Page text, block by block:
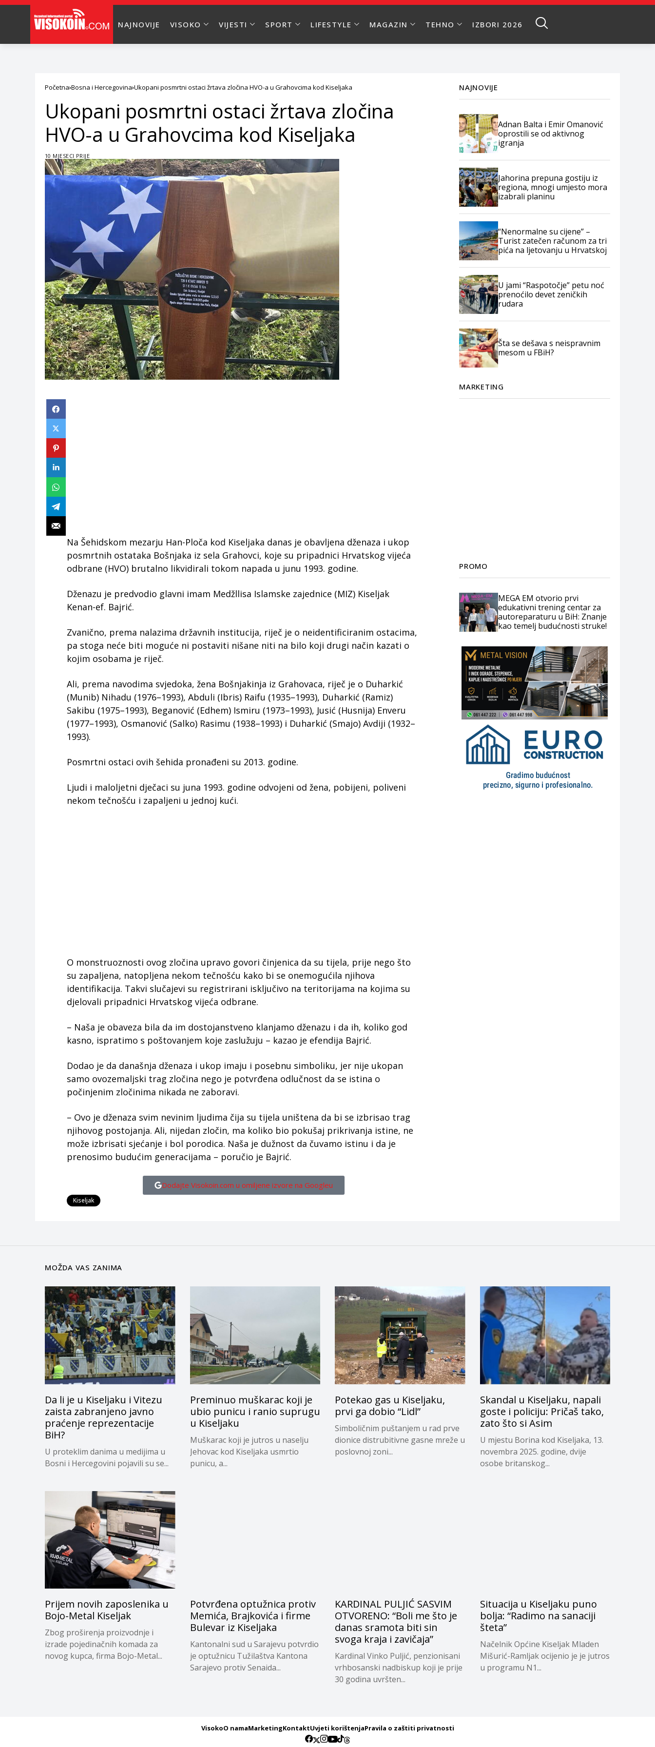
NAJNOVIJE VISOKO VIJESTI SPORT LIFESTYLE MAGAZIN TEHNO IZBORI 2026
Početna Bosna i Hercegovina Ukopani posmrtni ostaci žrtava zločina HVO-a u Grahovcima kod Kiseljaka
Ukopani posmrtni ostaci žrtava zločina
HVO-a u Grahovcima kod Kiseljaka
10 MJESECI PRIJE
Na Šehidskom mezarju Han-Ploča kod Kiseljaka danas je obavljena dženaza i ukop
posmrtnih ostataka Bošnjaka iz sela Grahovci, koje su pripadnici Hrvatskog vijeća
odbrane (HVO) brutalno likvidirali tokom napada u junu 1993. godine.
Dženazu je predvodio glavni imam Medžllisa Islamske zajednice (MIZ) Kiseljak
Kenan-ef. Bajrić.
Zvanično, prema nalazima državnih institucija, riječ je o neidentificiranim ostacima,
pa stoga neće biti moguće ni postaviti nišane niti na bilo koji drugi način kazati o
kojim osobama je riječ.
Ali, prema navodima svjedoka, žena Bošnjakinja iz Grahovaca, riječ je o Duharkić
(Munib) Nihadu (1976–1993), Abduli (Ibris) Raifu (1935–1993), Duharkić (Ramiz)
Sakibu (1975–1993), Beganović (Edhem) Ismiru (1973–1993), Jusić (Husnija) Enveru
(1977–1993), Osmanović (Salko) Rasimu (1938–1993) i Duharkić (Smajo) Avdiji (1932–
1993).
Posmrtni ostaci ovih šehida pronađeni su 2013. godine.
Ljudi i maloljetni dječaci su juna 1993. godine odvojeni od žena, pobijeni, poliveni
nekom tečnošću i zapaljeni u jednoj kući.
O monstruoznosti ovog zločina upravo govori činjenica da su tijela, prije nego što
su zapaljena, natopljena nekom tečnošću kako bi se onemogućila njihova
identifikacija. Takvi slučajevi su registrirani isključivo na teritorijama na kojima su
djelovali pripadnici Hrvatskog vijeća odbrane.
– Naša je obaveza bila da im dostojanstveno klanjamo dženazu i da ih, koliko god
kasno, ispratimo s poštovanjem koje zaslužuju – kazao je efendija Bajrić.
Dodao je da današnja dženaza i ukop imaju i posebnu simboliku, jer nije ukopan
samo ovozemaljski trag zločina nego je potvrđena odlučnost da se istina o
počinjenim zločinima nikada ne zaboravi.
– Ovo je dženaza svim nevinim ljudima čija su tijela uništena da bi se izbrisao trag
njihovog postojanja. Ali, nijedan zločin, ma koliko bio pokušaj prikrivanja istine, ne
može izbrisati sjećanje i bol porodica. Naša je dužnost da čuvamo istinu i da je
prenosimo budućim generacijama – poručio je Bajrić.
Dodajte Visokoin.com u omiljene izvore na Googleu
Kiseljak
NAJNOVIJE
Adnan Balta i Emir Omanović
oprostili se od aktivnog
igranja
Jahorina prepuna gostiju iz
regiona, mnogi umjesto mora
izabrali planinu
“Nenormalne su cijene” –
Turist zatečen računom za tri
pića na ljetovanju u Hrvatskoj
U jami “Raspotočje” petu noć
prenoćilo devet zeničkih
rudara
Šta se dešava s neispravnim
mesom u FBiH?
MARKETING
PROMO
MEGA EM otvorio prvi
edukativni trening centar za
autoreparaturu u BiH: Znanje
kao temelj budućnosti struke!
MOŽDA VAS ZANIMA
Da li je u Kiseljaku i Vitezu
zaista zabranjeno javno
praćenje reprezentacije
BiH?
U proteklim danima u medijima u
Bosni i Hercegovini pojavili su se...
Preminuo muškarac koji je
ubio punicu i ranio suprugu
u Kiseljaku
Muškarac koji je jutros u naselju
Jehovac kod Kiseljaka usmrtio
punicu, a...
Potekao gas u Kiseljaku,
prvi ga dobio “Lidl”
Simboličnim puštanjem u rad prve
dionice distrubitivne gasne mreže u
poslovnoj zoni...
Skandal u Kiseljaku, napali
goste i policiju: Pričaš tako,
zato što si Asim
U mjestu Borina kod Kiseljaka, 13.
novembra 2025. godine, dvije
osobe britanskog...
Prijem novih zaposlenika u
Bojo-Metal Kiseljak
Zbog proširenja proizvodnje i
izrade pojedinačnih komada za
novog kupca, firma Bojo-Metal...
Potvrđena optužnica protiv
Memića, Brajkovića i firme
Bulevar iz Kiseljaka
Kantonalni sud u Sarajevu potvrdio
je optužnicu Tužilaštva Kantona
Sarajevo protiv Senaida...
KARDINAL PULJIĆ SASVIM
OTVORENO: “Boli me što je
danas sramota biti sin
svoga kraja i zavičaja”
Kardinal Vinko Puljić, penzionisani
vrhbosanski nadbiskup koji je prije
30 godina uvršten...
Situacija u Kiseljaku puno
bolja: “Radimo na sanaciji
šteta”
Načelnik Općine Kiseljak Mladen
Mišurić-Ramljak ocijenio je je jutros
u programu N1...
VisokoO namaMarketingKontaktUvjeti korištenjaPravila o zaštiti privatnosti